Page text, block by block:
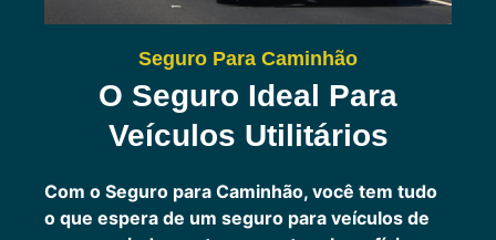
Seguro Para Caminhão
O Seguro Ideal Para
Veículos Utilitários
Com o Seguro para Caminhão, você tem tudo
o que espera de um seguro para veículos de